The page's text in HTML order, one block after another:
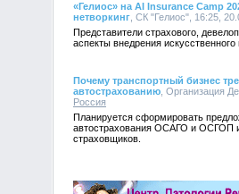
«Гелиос» на AI Insurance Camp
нетворкинг , СК "Гелиос", 16:25,
Представители страхового,
аспекты внедрения
Почему транспортный бизнес
автострахованию , Организация
Россия
Планируется сформировать
автострахования ОСАГО и ОСГОП и
страховщиков.